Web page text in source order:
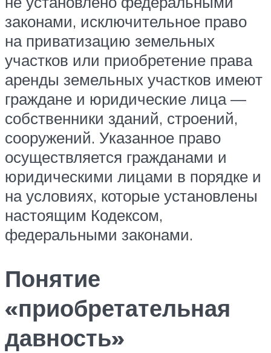
законами, исключительное право
на приватизацию земельных
участков или приобретение права
аренды земельных участков имеют
граждане и юридические лица —
собственники зданий, строений,
сооружений. Указанное право
осуществляется гражданами и
юридическими лицами в порядке и
на условиях, которые установлены
настоящим Кодексом,
федеральными законами.
Понятие
«приобретательная
давность»